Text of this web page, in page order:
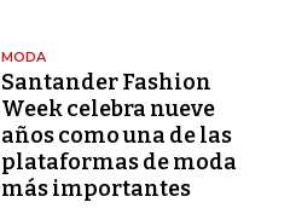
MODA
Santander Fashion
Week celebra nueve
años como una de las
plataformas de moda
más importantes